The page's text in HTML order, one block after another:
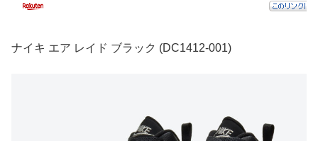
ナイキ エア レイド ブラック (DC1412-001)